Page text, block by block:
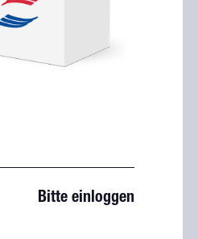
Bitte einloggen